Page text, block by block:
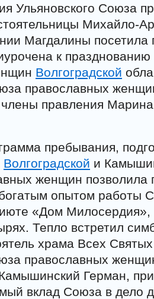
Ульяновского Союза
Михайло-
Магдалины посетила
к
Волгоградской
православных
правления
пребывания,
Волгоградской и
женщин позволила
опытом работы
«Дом Милосердия»,
Тепло встретил
храма Всех
православных
Герман,
вклад Союза в дело